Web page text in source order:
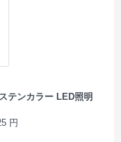
テンカラー LED照明
円